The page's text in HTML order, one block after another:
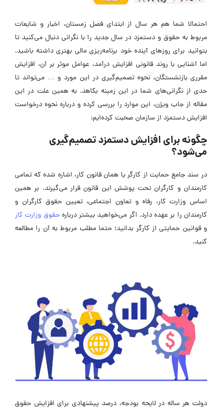
احتمالا شما هم هر سال از ابتدای فصل زمستان، اخبار و شایعات
مربوط به حقوق و دستمزد در سال جدید را با نگرانی دنبال می‌کنید تا
بتوانید برای روزهای آینده خود برنامه‌ریزی مالی بهتری داشته باشید.
اما آشنایی با روند قانونی افزایش درآمد، عوامل موثر بر آن، افزایش
مقرری بازنشستگان، نحوه تصمیم‌گیری در این مورد و … می‌تواند تا
حدی از نگرانی‌های شما در این زمینه بکاهد. به همین علت در این
مقاله از جاب ویژن، این موارد را بررسی کرده و درباره نحوه درخواست
افزایش دستمزد از سازمان صحبت کرده‌ایم:
چگونه برای افزایش دستمزد تصمیم‌گیری
می‌شود؟
در سند جامع حمایت از کارگر یا همان قانون کار، اشاره شده که تمامی
کارمندان و کارگران تحت پوشش این قانون قرار می‌گیرند. بر همین
اساس وزارت کار، رفاه و تعاون اجتماعی، تعیین حقوق کارگران و
کارمندان را بر عهده دارد. اگر می‌خواهید بیشتر دربارهحقوق وزارت کار
و قوانین حمایتی از کارگر بدانید؛ حتما مطلب مربوط به آن را مطالعه
کنید.
دولت هر ساله در لایحه بودجه، درصد پیشنهادی برای افزایش حقوق